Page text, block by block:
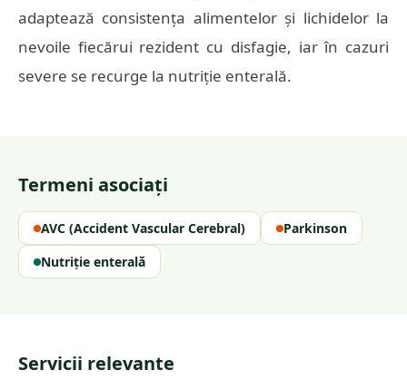
adaptează consistența alimentelor și lichidelor la
nevoile fiecărui rezident cu disfagie, iar în cazuri
severe se recurge la nutriție enterală.
Termeni asociați
AVC (Accident Vascular Cerebral)
Parkinson
Nutriție enterală
Servicii relevante